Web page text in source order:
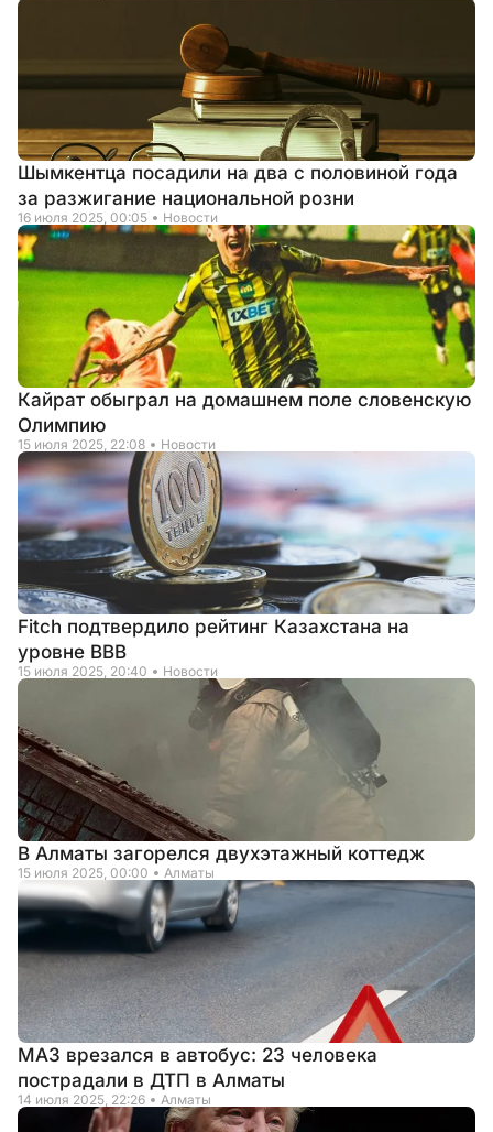
Шымкентца посадили на два с половиной года
за разжигание национальной розни
16 июля 2025, 00:05 Новости
Кайрат обыграл на домашнем поле словенскую
Олимпию
15 июля 2025, 22:08 Новости
Fitch подтвердило рейтинг Казахстана на
уровне BBB
15 июля 2025, 20:40 Новости
В Алматы загорелся двухэтажный коттедж
15 июля 2025, 00:00 Алматы
МАЗ врезался в автобус: 23 человека
пострадали в ДТП в Алматы
14 июля 2025, 22:26 Алматы